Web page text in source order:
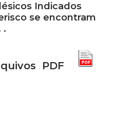
Indicados
se encontram
.
PDF